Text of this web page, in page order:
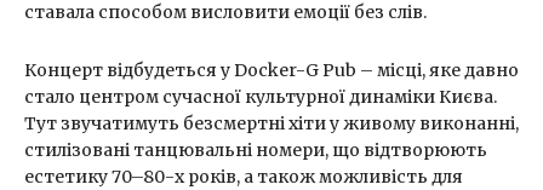
ставала способом висловити емоції без слів.
Концерт відбудеться у Docker-G Pub – місці, яке давно
стало центром сучасної культурної динаміки Києва.
Тут звучатимуть безсмертні хіти у живому виконанні,
стилізовані танцювальні номери, що відтворюють
естетику 70–80-х років, а також можливість для